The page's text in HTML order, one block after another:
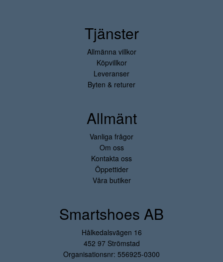
Tjänster
Allmänna villkor
Köpvillkor
Leveranser
Byten & returer
Allmänt
Vanliga frågor
Om oss
Kontakta oss
Öppettider
Våra butiker
Smartshoes AB
Hålkedalsvägen 16
452 97 Strömstad
Organisationsnr: 556925-0300